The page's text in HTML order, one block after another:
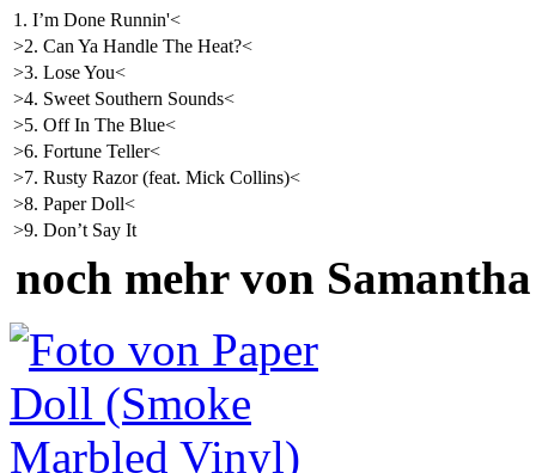
1. I’m Done Runnin'<
>2. Can Ya Handle The Heat?<
>3. Lose You<
>4. Sweet Southern Sounds<
>5. Off In The Blue<
>6. Fortune Teller<
>7. Rusty Razor (feat. Mick Collins)<
>8. Paper Doll<
>9. Don’t Say It
noch mehr von